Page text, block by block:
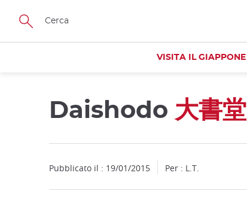
Skip
main
VISITA IL GIAPPONE
Daishodo 大書堂
Pubblicato il : 19/01/2015 Per : L.T.